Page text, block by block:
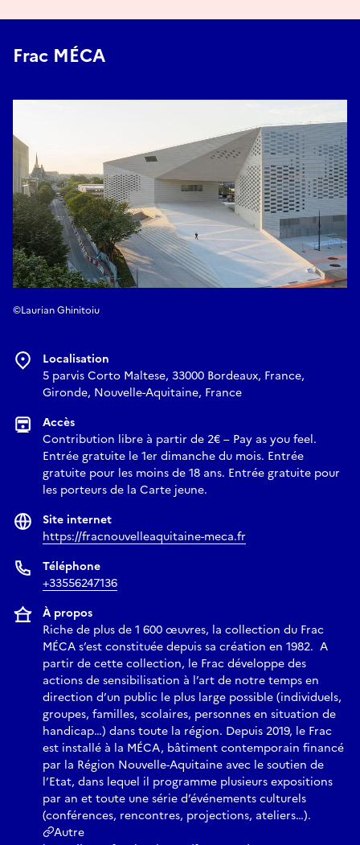
Frac MÉCA
©Laurian Ghinitoiu
Localisation
5 parvis Corto Maltese, 33000 Bordeaux, France,
Gironde, Nouvelle-Aquitaine, France
Accès
Contribution libre à partir de 2€ – Pay as you feel.
Entrée gratuite le 1er dimanche du mois. Entrée
gratuite pour les moins de 18 ans. Entrée gratuite pour
les porteurs de la Carte jeune.
Site internet
https://fracnouvelleaquitaine-meca.fr
Téléphone
+33556247136
À propos
Riche de plus de 1 600 œuvres, la collection du Frac
MÉCA s’est constituée depuis sa création en 1982. A
partir de cette collection, le Frac développe des
actions de sensibilisation à l’art de notre temps en
direction d’un public le plus large possible (individuels,
groupes, familles, scolaires, personnes en situation de
handicap…) dans toute la région. Depuis 2019, le Frac
est installé à la MÉCA, bâtiment contemporain financé
par la Région Nouvelle-Aquitaine avec le soutien de
l’Etat, dans lequel il programme plusieurs expositions
par an et toute une série d’événements culturels
(conférences, rencontres, projections, ateliers…).
Autre